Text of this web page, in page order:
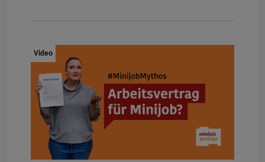
Dokumenttyp:
Video